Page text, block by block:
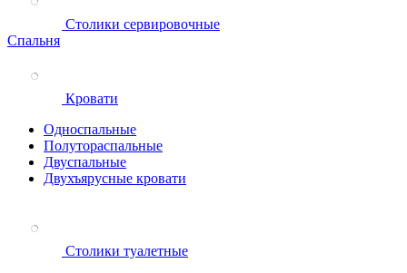
Столики сервировочные
Спальня
Кровати
Односпальные
Полутораспальные
Двуспальные
Двухъярусные кровати
Столики туалетные